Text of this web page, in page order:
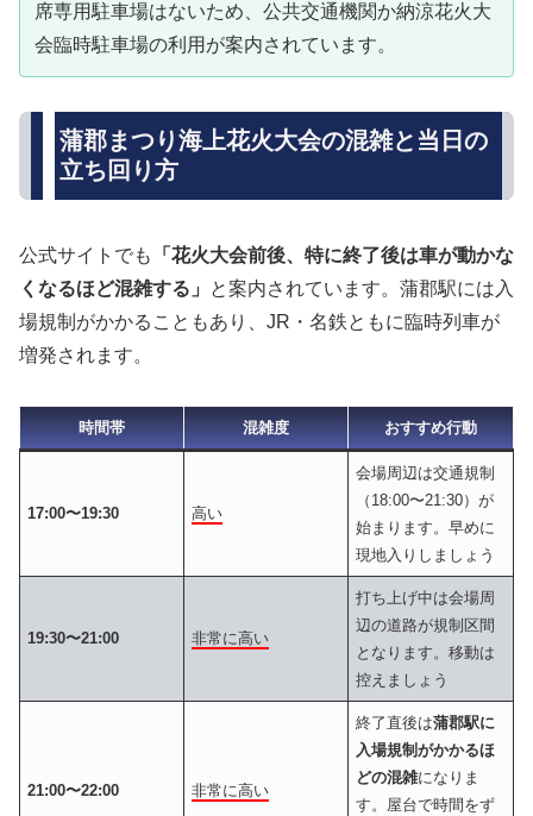
席専用駐車場はないため、公共交通機関か納涼花火大
会臨時駐車場の利用が案内されています。
蒲郡まつり海上花火大会の混雑と当日の
立ち回り方
公式サイトでも
「花火大会前後、特に終了後は車が動かな
くなるほど混雑する」
と案内されています。蒲郡駅には入
場規制がかかることもあり、JR・名鉄ともに臨時列車が
増発されます。
時間帯 混雑度 おすすめ行動
17:00〜19:30 高い
会場周辺は交通規制
（18:00〜21:30）が
始まります。早めに
現地入りしましょう
19:30〜21:00 非常に高い
打ち上げ中は会場周
辺の道路が規制区間
となります。移動は
控えましょう
21:00〜22:00 非常に高い
終了直後は蒲郡駅に
入場規制がかかるほ
どの混雑になりま
す。屋台で時間をず